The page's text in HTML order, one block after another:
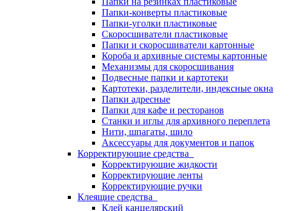
Папки-конверты пластиковые
Папки-уголки пластиковые
Скоросшиватели пластиковые
Папки и скоросшиватели картонные
Короба и архивные системы картонные
Механизмы для скоросшивания
Подвесные папки и картотеки
Картотеки, разделители, индексные окна
Папки адресные
Папки для кафе и ресторанов
Станки и иглы для архивного переплета
Нити, шпагаты, шило
Аксессуары для документов и папок
Корректирующие средства
Корректирующие жидкости
Корректирующие ленты
Корректирующие ручки
Клеящие средства
Клей канцелярский